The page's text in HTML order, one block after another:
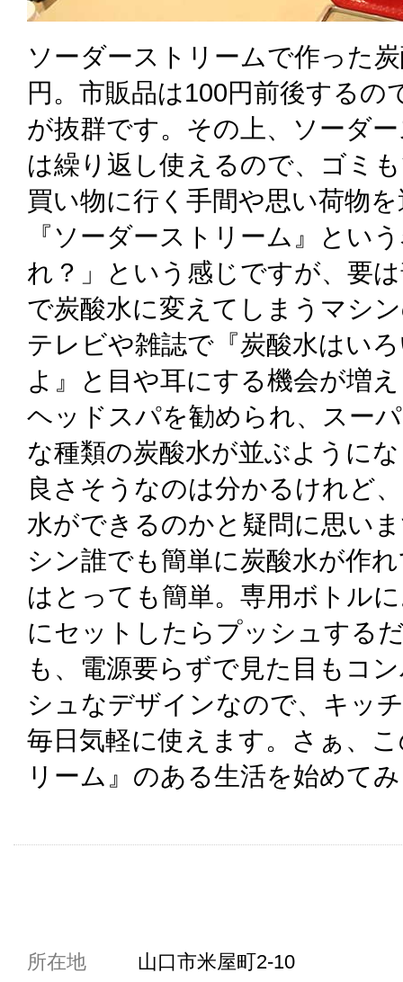
ソーダーストリームで作った
円。市販品は100円前後する
が抜群です。その上、ソーダ
は繰り返し使えるので、ゴミ
買い物に行く手間や思い荷物
『ソーダーストリーム』とい
れ？」という感じですが、要
で炭酸水に変えてしまうマシ
テレビや雑誌で『炭酸水はい
よ』と目や耳にする機会が増
ヘッドスパを勧められ、スー
な種類の炭酸水が並ぶように
良さそうなのは分かるけれど
水ができるのかと疑問に思い
シン誰でも簡単に炭酸水が作
はとっても簡単。専用ボトル
にセットしたらプッシュする
も、電源要らずで見た目もコ
シュなデザインなので、キッ
毎日気軽に使えます。さぁ、
リーム』のある生活を始めて
共通駐車券加盟店
所在地
山口市米屋町2-10